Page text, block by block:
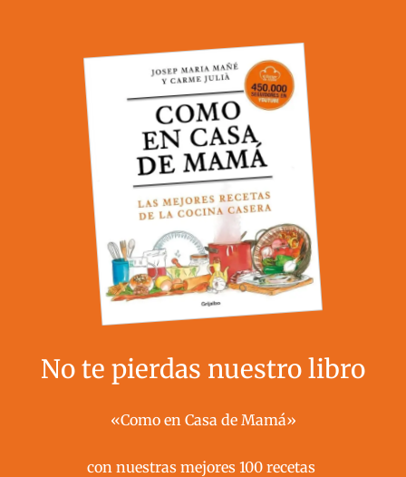
No te pierdas nuestro libro
«Como en Casa de Mamá»
con nuestras mejores 100 recetas ​